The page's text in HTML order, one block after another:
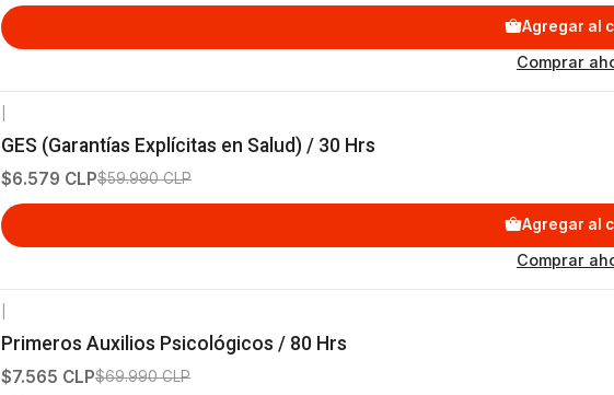
Agregar al
Comprar
-89%
GES (Garantías Explícitas en Salud) / 30 Hrs
$6.579 CLP$59.990 CLP
Agregar al
Comprar
Primeros Auxilios Psicológicos / 80 Hrs
$7.565 CLP$69.990 CLP